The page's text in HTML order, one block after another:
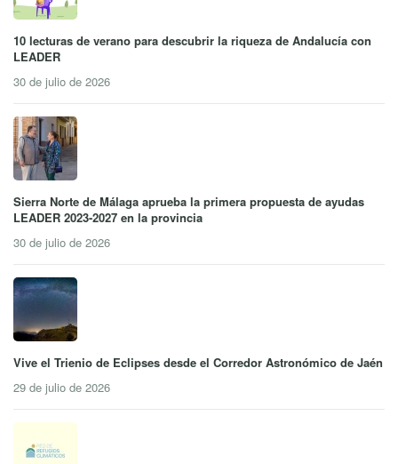
10 lecturas de verano para descubrir la riqueza de Andalucía con
LEADER
30 de julio de 2026
Sierra Norte de Málaga aprueba la primera propuesta de ayudas
LEADER 2023-2027 en la provincia
30 de julio de 2026
Vive el Trienio de Eclipses desde el Corredor Astronómico de Jaén
29 de julio de 2026